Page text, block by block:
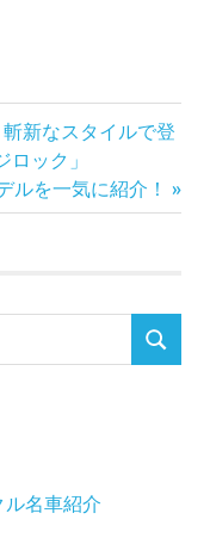
新なスタイルで登
ック」
ルを一気に紹介！
検
ル名車紹介